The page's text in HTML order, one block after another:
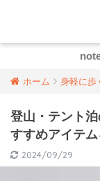
ホーム 身軽に歩
登山・テント
すすめアイテム
2024/09/29